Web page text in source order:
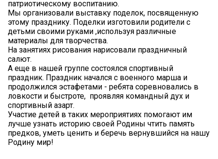
патриотическому воспитанию.
Мы организовали выставку поделок, посвященную
этому празднику. Поделки изготовили родители с
детьми своими руками ,используя различные
материалы для творчества.
На занятиях рисования нарисовали праздничный
салют.
А еще в нашей группе состоялся спортивный
праздник. Праздник начался с военного марша и
продолжился эстафетами - ребята соревновались в
ловкости и быстроте, ️️ проявляя командный дух и
спортивный азарт.
Участие детей в таких мероприятиях помогают им
лучше узнать историю своей Родины чтить память
предков, уметь ценить и беречь вернувшийся на нашу
Родину мир!️